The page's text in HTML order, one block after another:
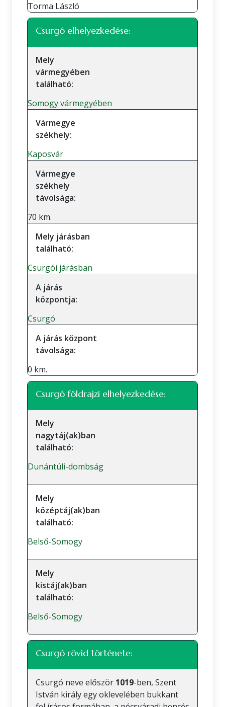
Torma László
Csurgó elhelyezkedése:
Mely
vármegyében
található:
Somogy vármegyében
Vármegye
székhely:
Kaposvár
Vármegye
székhely
távolsága:
70 km.
Mely járásban
található:
Csurgói járásban
A járás
központja:
Csurgó
A járás központ
távolsága:
0 km.
Csurgó földrajzi elhelyezkedése:
Mely
nagytáj(ak)ban
található:
Dunántúli-dombság
Mely
középtáj(ak)ban
található:
Belső-Somogy
Mely
kistáj(ak)ban
található:
Belső-Somogy
Csurgó rövid története:
Csurgó neve először 1019-ben, Szent
István király egy oklevelében bukkant